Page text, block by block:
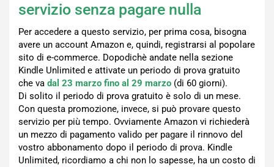
servizio senza pagare nulla
Per accedere a questo servizio, per prima cosa, bisogna
avere un account Amazon e, quindi, registrarsi al popolare
sito di e-commerce. Dopodichè andate nella sezione
Kindle Unlimited e attivate un periodo di prova gratuito
che va dal 23 marzo fino al 29 marzo (di 60 giorni).
Di solito il periodo di prova gratuito è solo di un mese.
Con questa promozione, invece, si può provare questo
servizio per più tempo. Ovviamente Amazon vi richiederà
un mezzo di pagamento valido per pagare il rinnovo del
vostro abbonamento dopo il periodo di prova. Kindle
Unlimited, ricordiamo a chi non lo sapesse, ha un costo di